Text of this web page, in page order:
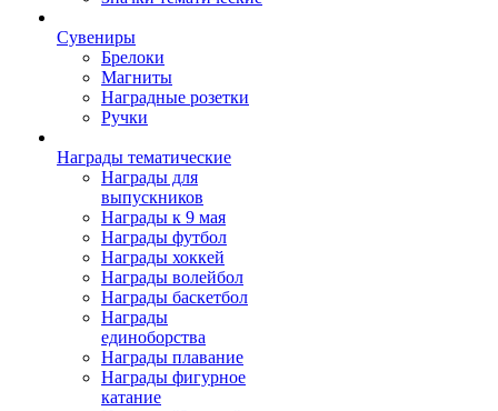
Сувениры
Брелоки
Магниты
Наградные розетки
Ручки
Награды тематические
Награды для
выпускников
Награды к 9 мая
Награды футбол
Награды хоккей
Награды волейбол
Награды баскетбол
Награды
единоборства
Награды плавание
Награды фигурное
катание